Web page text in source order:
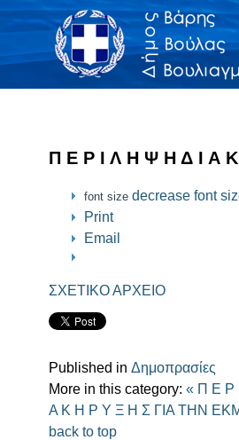
Π Ε Ρ Ι Λ Η Ψ Η Δ Ι Α
font size decrease font
Print
Email
ΣΧΕΤΙΚΟ ΑΡΧΕΙΟ
Published in Δημοπρασίες
More in this category: « Π Ε Ρ
Α Κ Η Ρ Υ Ξ Η Σ ΓΙΑ ΤΗΝ
back to top